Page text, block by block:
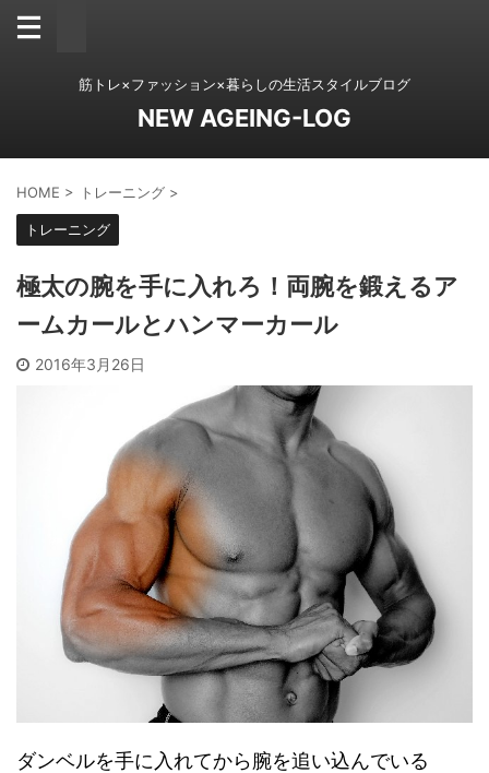
筋トレ×ファッション×暮らしの生活スタイルブログ
NEW AGEING-LOG
HOME > トレーニング >
トレーニング
極太の腕を手に入れろ！両腕を鍛えるア
ームカールとハンマーカール
2016年3月26日
ダンベルを手に入れてから腕を追い込んでいる